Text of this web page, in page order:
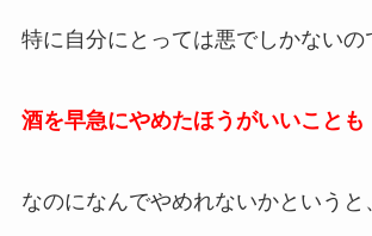
特に自分にとっては悪でしかないの
酒を早急にやめたほうがいいことも
なのになんでやめれないかというと